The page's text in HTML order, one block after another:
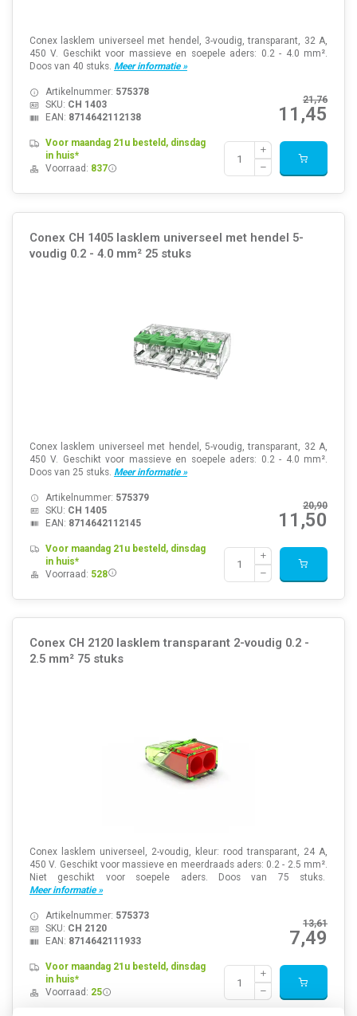
Conex lasklem universeel met hendel, 3-voudig, transparant, 32 A,
450 V. Geschikt voor massieve en soepele aders: 0.2 - 4.0 mm².
Doos van 40 stuks. Meer informatie »
21,76
11,45
Artikelnummer: 575378
SKU: CH 1403
EAN: 8714642112138
Voor maandag 21u besteld, dinsdag
in huis*
Voorraad: 837
Conex CH 1405 lasklem universeel met hendel 5-
voudig 0.2 - 4.0 mm² 25 stuks
Conex lasklem universeel met hendel, 5-voudig, transparant, 32 A,
450 V. Geschikt voor massieve en soepele aders: 0.2 - 4.0 mm².
Doos van 25 stuks. Meer informatie »
20,90
11,50
Artikelnummer: 575379
SKU: CH 1405
EAN: 8714642112145
Voor maandag 21u besteld, dinsdag
in huis*
Voorraad: 528
Conex CH 2120 lasklem transparant 2-voudig 0.2 -
2.5 mm² 75 stuks
Conex lasklem universeel, 2-voudig, kleur: rood transparant, 24 A,
450 V. Geschikt voor massieve en meerdraads aders: 0.2 - 2.5 mm².
Niet geschikt voor soepele aders. Doos van 75 stuks.
Meer informatie »
13,61
7,49
Artikelnummer: 575373
SKU: CH 2120
EAN: 8714642111933
Voor maandag 21u besteld, dinsdag
in huis*
Voorraad: 25